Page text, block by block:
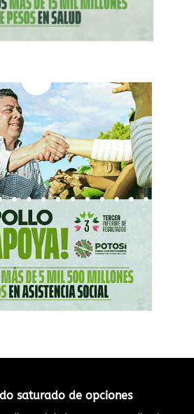
saturado de opciones